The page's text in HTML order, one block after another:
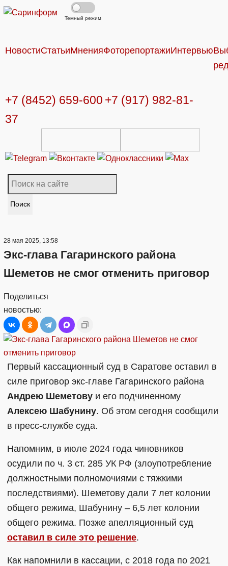
Темный режим
НовостиСтатьиМненияФоторепортажиИнтервью
+7 (8452) 659-600 +7 (917) 982-81-
37
Поиск
28 мая 2025, 13:58
Экс-глава Гагаринского района
Шеметов не смог отменить приговор
Поделиться
новостью:
Первый кассационный суд в Саратове оставил в
силе приговор экс-главе Гагаринского района
Андрею Шеметову и его подчиненному
Алексею Шабунину. Об этом сегодня сообщили
в пресс-службе суда.
Напомним, в июле 2024 года чиновников
осудили по ч. 3 ст. 285 УК РФ (злоупотребление
должностными полномочиями с тяжкими
последствиями). Шеметову дали 7 лет колонии
общего режима, Шабунину – 6,5 лет колонии
общего режима. Позже апелляционный суд
оставил в силе это решение.
Как напомнили в кассации, с 2018 года по 2021